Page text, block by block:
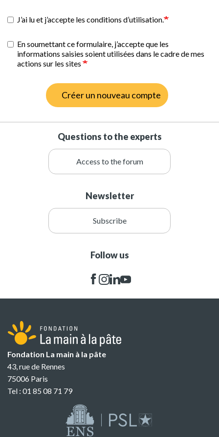
J’ai lu et j’accepte les conditions d’utilisation.
En soumettant ce formulaire, j’accepte que les
informations saisies soient utilisées dans le cadre de mes
actions sur les sites
Créer un nouveau compte
Questions to the experts
Access to the forum
Newsletter
Subscribe
Follow us
Fondation La main à la pâte
43, rue de Rennes
75006 Paris
Tel : 01 85 08 71 79